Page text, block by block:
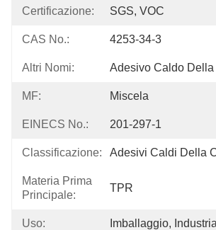
Certificazione: SGS, VOC
CAS No.: 4253-34-3
Altri Nomi: Adesivo Caldo Della
MF: Miscela
EINECS No.: 201-297-1
Classificazione: Adesivi Caldi Della
Materia Prima
Principale:
TPR
Uso: Imballaggio, Industria